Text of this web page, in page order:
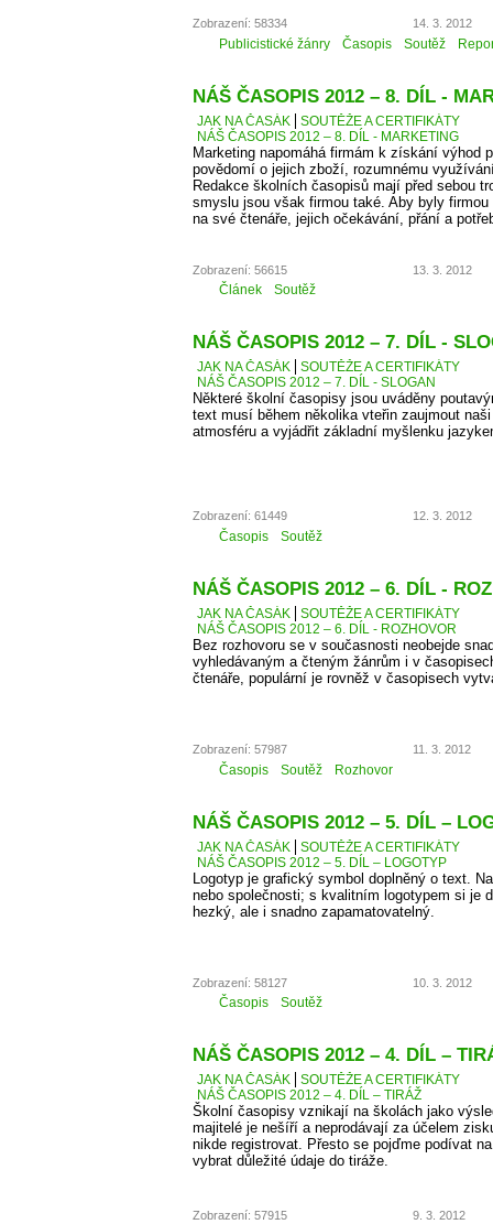
Zobrazení: 58334 14. 3. 2012
Publicistické žánry Časopis Soutěž
NÁŠ ČASOPIS 2012 – 8. DÍL -
JAK NA ČASÁK
SOUTĚŽE A CERTIFIKÁTY
NÁŠ ČASOPIS 2012 – 8. DÍL - MARKETING
Marketing napomáhá firmám k získání výhod
povědomí o jejich zboží, rozumnému
Redakce školních časopisů mají před sebou
smyslu jsou však firmou také. Aby byly
na své čtenáře, jejich očekávání, přání a
Zobrazení: 56615 13. 3. 2012
Článek Soutěž
NÁŠ ČASOPIS 2012 – 7. DÍL -
JAK NA ČASÁK
SOUTĚŽE A CERTIFIKÁTY
NÁŠ ČASOPIS 2012 – 7. DÍL - SLOGAN
Některé školní časopisy jsou uváděny
text musí během několika vteřin zaujmout
atmosféru a vyjádřit základní myšlenku
Zobrazení: 61449 12. 3. 2012
Časopis Soutěž
NÁŠ ČASOPIS 2012 – 6. DÍL -
JAK NA ČASÁK
SOUTĚŽE A CERTIFIKÁTY
NÁŠ ČASOPIS 2012 – 6. DÍL - ROZHOVOR
Bez rozhovoru se v současnosti neobejde
vyhledávaným a čteným žánrům i v
čtenáře, populární je rovněž v časopisech
Zobrazení: 57987 11. 3. 2012
Časopis Soutěž Rozhovor
NÁŠ ČASOPIS 2012 – 5. DÍL –
JAK NA ČASÁK
SOUTĚŽE A CERTIFIKÁTY
NÁŠ ČASOPIS 2012 – 5. DÍL – LOGOTYP
Logotyp je grafický symbol doplněný o text.
nebo společnosti; s kvalitním logotypem si je
hezký, ale i snadno zapamatovatelný.
Zobrazení: 58127 10. 3. 2012
Časopis Soutěž
NÁŠ ČASOPIS 2012 – 4. DÍL –
JAK NA ČASÁK
SOUTĚŽE A CERTIFIKÁTY
NÁŠ ČASOPIS 2012 – 4. DÍL – TIRÁŽ
Školní časopisy vznikají na školách jako
majitelé je nešíří a neprodávají za účelem
nikde registrovat. Přesto se pojďme podívat
vybrat důležité údaje do tiráže.
Zobrazení: 57915 9. 3. 2012